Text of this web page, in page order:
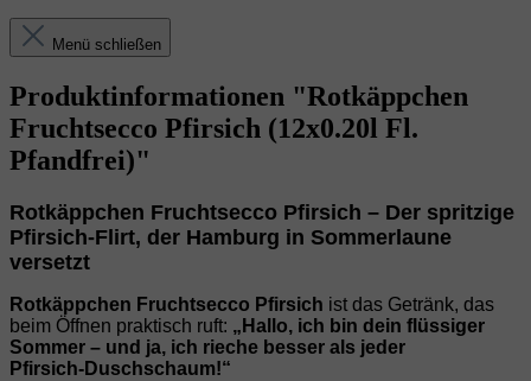
Menü schließen
Produktinformationen "Rotkäppchen
Fruchtsecco Pfirsich (12x0.20l Fl.
Pfandfrei)"
Rotkäppchen Fruchtsecco Pfirsich – Der spritzige
Pfirsich‑Flirt, der Hamburg in Sommerlaune
versetzt
Rotkäppchen Fruchtsecco Pfirsich ist das Getränk, das
beim Öffnen praktisch ruft: „Hallo, ich bin dein flüssiger
Sommer – und ja, ich rieche besser als jeder
Pfirsich‑Duschschaum!“